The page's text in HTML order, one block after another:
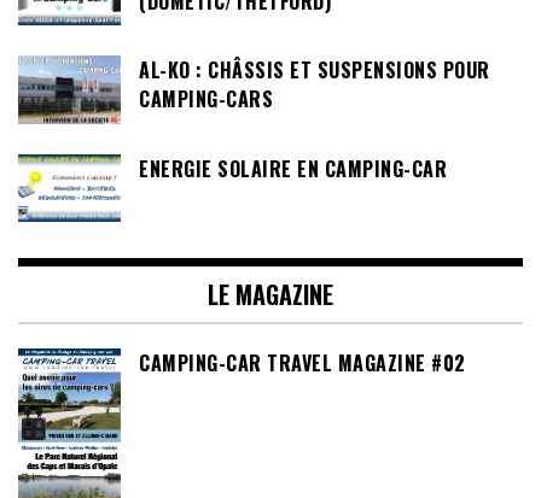
AL-KO : CHÂSSIS ET SUSPENSIONS POUR
CAMPING-CARS
ENERGIE SOLAIRE EN CAMPING-CAR
LE MAGAZINE
CAMPING-CAR TRAVEL MAGAZINE #02